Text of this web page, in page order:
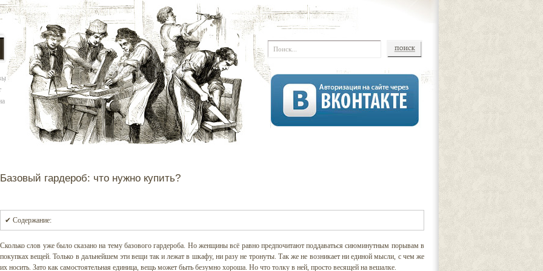
Базовый гардероб: что нужно купить?
✔ Содержание:
Сколько слов уже было сказано на тему базового гардероба. Но женщины всё равно предпочитают поддаваться сиюминутным порывам в
покупках вещей. Только в дальнейшем эти вещи так и лежат в шкафу, ни разу не тронуты. Так же не возникает ни единой мысли, с чем же
их носить. Зато как самостоятельная единица, вещь может быть безумно хороша. Но что толку в ней, просто весящей на вешалке.